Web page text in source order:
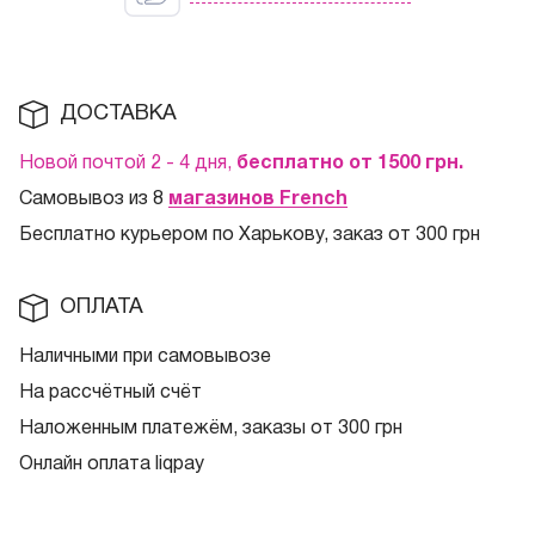
ДОСТАВКА
Новой почтой 2 - 4 дня, бесплатно от 1500 грн.
Самовывоз из 8 магазинов French
Бесплатно курьером по Харькову, заказ от 300 грн
ОПЛАТА
Наличными при самовывозе
На рассчётный счёт
Наложенным платежём, заказы от 300 грн
Онлайн оплата liqpay